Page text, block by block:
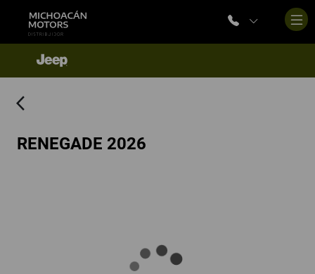
RENEGADE 2026
arrow_back_ios